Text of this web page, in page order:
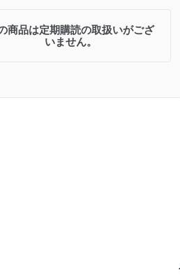
商品は定期購読の取扱いがござ
いません。